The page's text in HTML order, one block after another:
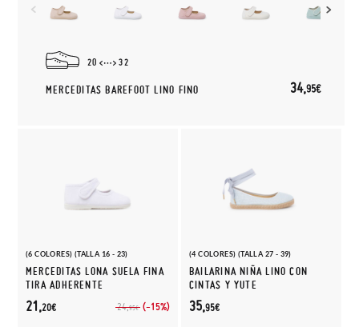
20 32
MERCEDITAS BAREFOOT LINO FINO 34,95€
(6 COLORES) (TALLA 16 - 23)
MERCEDITAS LONA SUELA FINA
TIRA ADHERENTE
24,95€ (-15%)
21,20€
(4 COLORES) (TALLA 27 - 39)
BAILARINA NIÑA LINO CON
CINTAS Y YUTE
35,95€